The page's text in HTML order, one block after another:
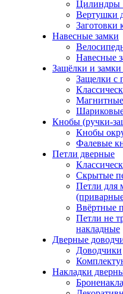
Цилиндры
Вертушки
Заготовки
Навесные замки
Навесные
Защёлки и
Защелки с
Кнобы (ручки-
Кнобы
Фалевые
Петли дверные
Скрытые
Петли для
Ввёртные
Петли не
накладные
Дверные
Доводчики
Накладки